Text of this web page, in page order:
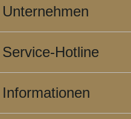
Unternehmen
Service-Hotline
Informationen